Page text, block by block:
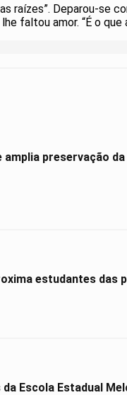
raízes”. Deparou-
faltou amor. “É o que
preservação da
amplia presença em Piracicaba e
Escola Estadual